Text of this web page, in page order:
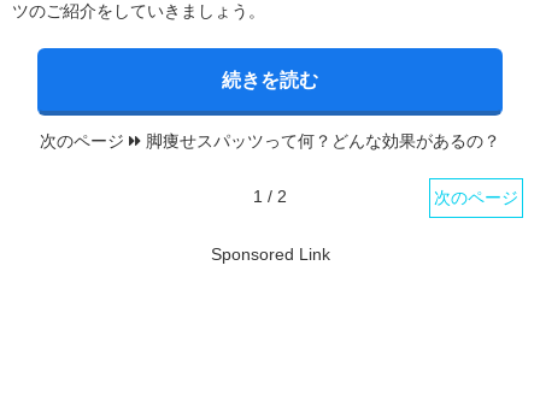
ツのご紹介をしていきましょう。
続きを読む
次のページ 脚痩せスパッツって何？どんな効果があるの？
1 / 2 次のページ
Sponsored Link